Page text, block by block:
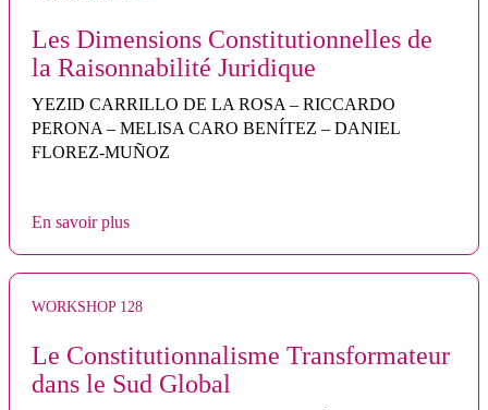
Les Dimensions Constitutionnelles de
la Raisonnabilité Juridique
YEZID CARRILLO DE LA ROSA – RICCARDO
PERONA – MELISA CARO BENÍTEZ – DANIEL
FLOREZ-MUÑOZ
En savoir plus
WORKSHOP 128
Le Constitutionnalisme Transformateur
dans le Sud Global